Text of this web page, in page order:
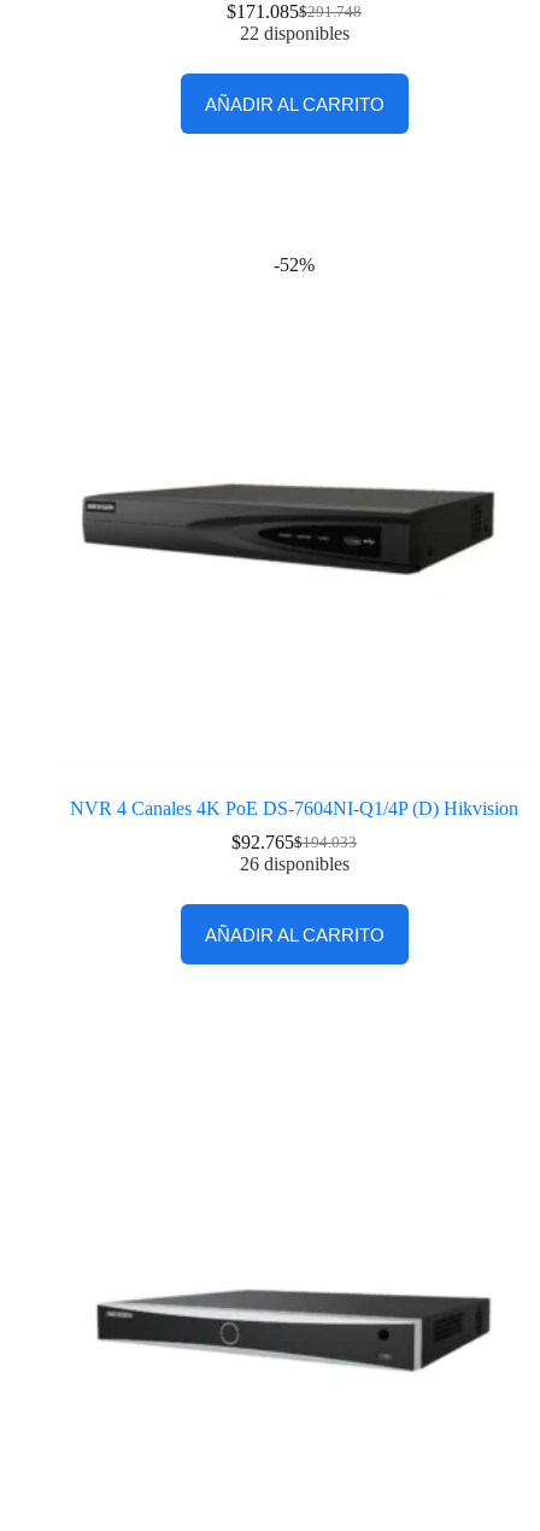
$291.748
$171.085
22 disponibles
AÑADIR AL CARRITO
-52%
NVR 4 Canales 4K PoE DS-7604NI-Q1/4P (D) Hikvision
$194.033
$92.765
26 disponibles
AÑADIR AL CARRITO